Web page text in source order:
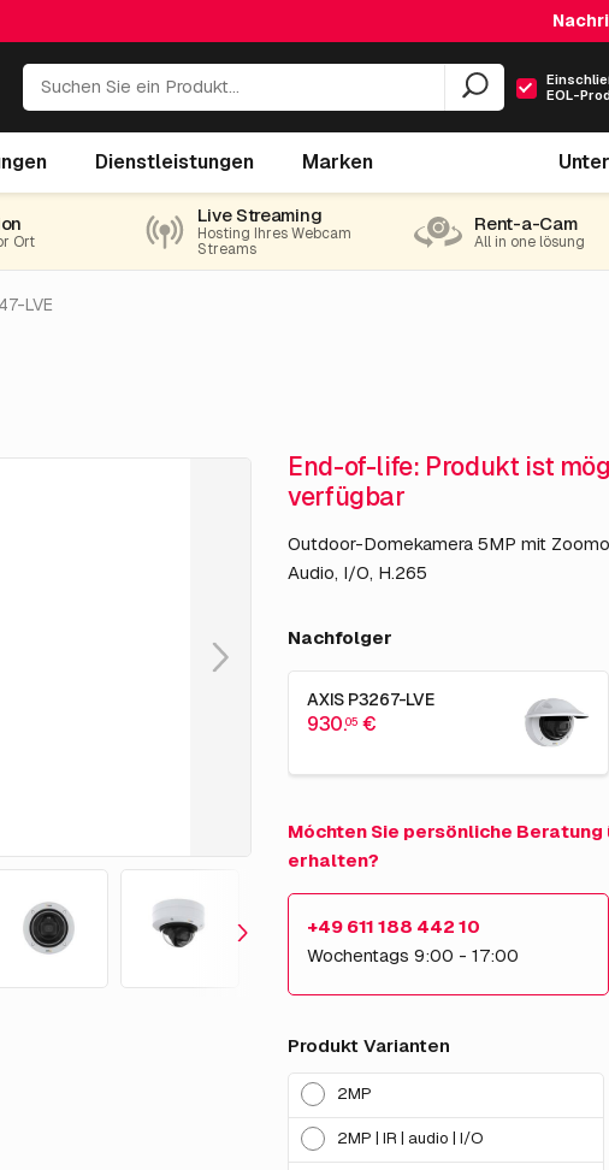
EOL-
Dienstleistungen Marken
Ort
Live Streaming
Hosting Ihres Webcam
Streams
Rent-a-Cam
All in one lösung
LVE
End-of-life: Produkt ist
verfügbar
Outdoor-Domekamera 5MP mit
Audio, I/O, H.265
Nachfolger
AXIS P3267-LVE
930.05 €
Móchten Sie persönliche
erhalten?
+49 611 188 442 10
Wochentags 9:00 - 17:00
Produkt Varianten
2MP
2MP | IR | audio | I/O